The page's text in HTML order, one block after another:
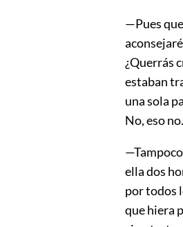
—Pues
¿Querrás
estaban
una sola
No, eso
ella dos
por todos
que hiera